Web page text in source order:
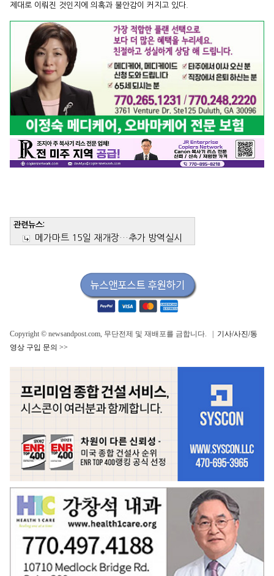
제대로 이뤄진 것인지에 의혹과 불안감이 커지고 있다.
관련뉴스:
메가마트 15일 재개장…추가 방역실시
Copyright © newsandpost.com, 무단전제 및 재배포를 금합니다. | 기사/사진/동
영상 구입 문의 >>